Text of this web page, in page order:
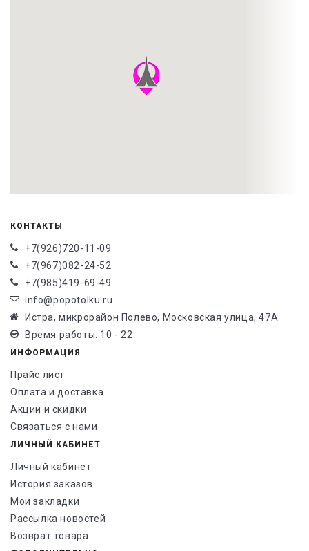
КОНТАКТЫ
+7(926)720-11-09
+7(967)082-24-52
+7(985)419-69-49
info@popotolku.ru
Истра, микрорайон Полево, Московская улица, 47А
Время работы: 10 - 22
ИНФОРМАЦИЯ
Прайс лист
Оплата и доставка
Акции и скидки
Связаться с нами
ЛИЧНЫЙ КАБИНЕТ
Личный кабинет
История заказов
Мои закладки
Рассылка новостей
Возврат товара